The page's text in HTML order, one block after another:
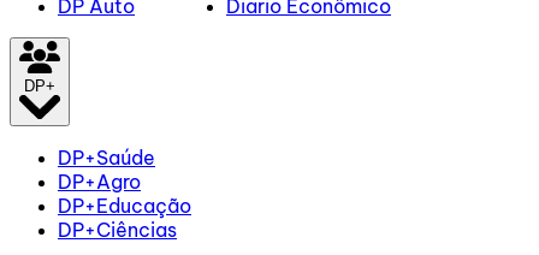
DP Auto
Diario Econômico
DP+
DP+Saúde
DP+Agro
DP+Educação
DP+Ciências